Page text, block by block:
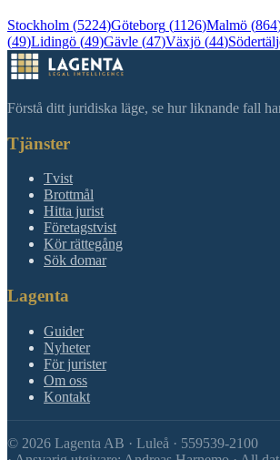
Stockholm (5224)Göteborg (1126)Malmö (864
(49)Lidingö (49)Gävle (47)Växjö (44)
Förstå ditt juridiska läge, se hur liknande fall
Tjänster
Tvist
Brottmål
Hitta jurist
Företagstvist
Kör rättegång
Sök domar
Lagenta
Guider
Nyheter
För jurister
Om oss
Kontakt
© 2026 Lagenta AB · Luleå · 559539-2100